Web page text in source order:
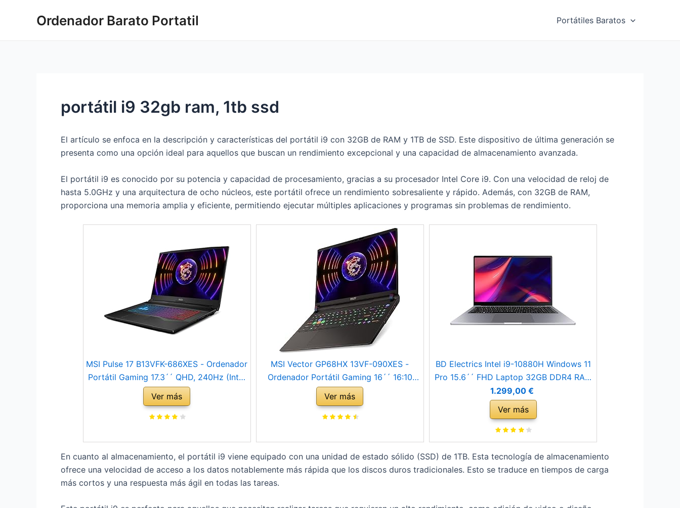
Ordenador Barato Portatil Portátiles Baratos
portátil i9 32gb ram, 1tb ssd
El artículo se enfoca en la descripción y características del portátil i9 con 32GB de RAM y 1TB de SSD. Este dispositivo de última generación se
presenta como una opción ideal para aquellos que buscan un rendimiento excepcional y una capacidad de almacenamiento avanzada.
El portátil i9 es conocido por su potencia y capacidad de procesamiento, gracias a su procesador Intel Core i9. Con una velocidad de reloj de
hasta 5.0GHz y una arquitectura de ocho núcleos, este portátil ofrece un rendimiento sobresaliente y rápido. Además, con 32GB de RAM,
proporciona una memoria amplia y eficiente, permitiendo ejecutar múltiples aplicaciones y programas sin problemas de rendimiento.
MSI Pulse 17 B13VFK-686XES - Ordenador
Portátil Gaming 17.3´´ QHD, 240Hz (Intel
Core i9-13900H, RTX 4060-8GB, 32GB
RAM, 1TB SSD, Sin Sistema Operativo)
Titanium Gray - Teclado QWERTY
Ver más
MSI Vector GP68HX 13VF-090XES -
Ordenador Portátil Gaming 16´´ 16:10
QHD+, 240Hz (Intel Core i9-13950HX,
RTX 4060-8GB, 32GB RAM, 1TB SSD, Free
Dos) Black - Teclado QWERTY Español
Ver más
BD Electrics Intel i9-10880H Windows 11
Pro 15.6´´ FHD Laptop 32GB DDR4 RAM
1TB NVMe 4K HDMI WIFI Bluetooth
cámara retroiluminada de metal
1.299,00 €
Ver más
En cuanto al almacenamiento, el portátil i9 viene equipado con una unidad de estado sólido (SSD) de 1TB. Esta tecnología de almacenamiento
ofrece una velocidad de acceso a los datos notablemente más rápida que los discos duros tradicionales. Esto se traduce en tiempos de carga
más cortos y una respuesta más ágil en todas las tareas.